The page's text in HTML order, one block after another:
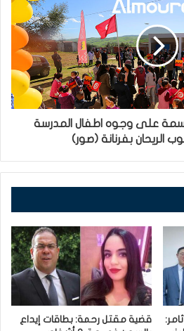
على وجوه اطفال المدرسة
الريحان بفرنانة (صور)
قضية مقتل رحمة: بطاقات إيداع